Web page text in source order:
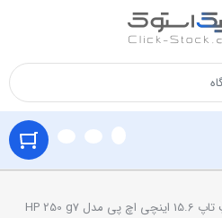
/ لپ تاپ 15.6 اینچی اچ پی مدل HP 250 g7